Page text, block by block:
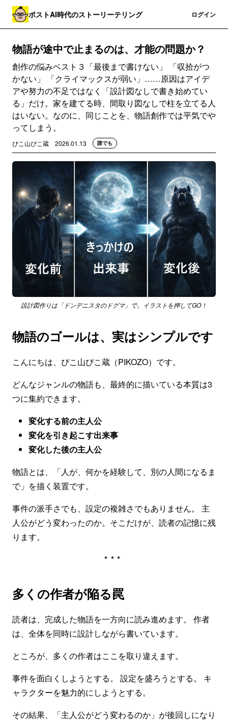
ポストAI時代のストーリーテリング ログイン
物語が途中で止まるのは、才能の問題か？
創作の悩みベスト３「最後まで書けない」 「収拾がつ
かない」 「クライマックスが弱い」……原因はアイデ
アや努力の不足ではなく「設計図なしで書き始めてい
る」だけ。家を建てる時、間取り図なしで柱を立てる人
はいない。なのに、同じことを、物語創作では平気でや
ってしまう。
ぴこ山ぴこ蔵 2026.01.13 誰でも
設計図作りは「ドンデニスタのドグマ」で。イラストを押してGO！
物語のゴールは、実はシンプルです
こんにちは、ぴこ山ぴこ蔵（PIKOZO）です。
どんなジャンルの物語も、最終的に描いている本質は3
つに集約できます。
変化する前の主人公
変化を引き起こす出来事
変化した後の主人公
物語とは、「人が、何かを経験して、別の人間になるま
で」を描く装置です。
事件の派手さでも、設定の複雑さでもありません。 主
人公がどう変わったのか。そこだけが、読者の記憶に残
ります。
***
多くの作者が陥る罠
読者は、完成した物語を一方向に読み進めます。 作者
は、全体を同時に設計しながら書いています。
ところが、多くの作者はここを取り違えます。
事件を面白くしようとする。 設定を盛ろうとする。 キ
ャラクターを魅力的にしようとする。
その結果、「主人公がどう変わるのか」が後回しになり